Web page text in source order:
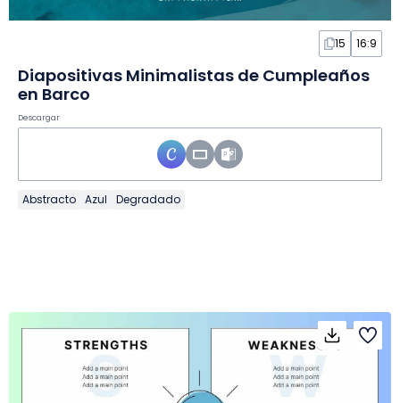
15 16:9
Diapositivas Minimalistas de Cumpleaños
en Barco
Descargar
Abstracto Azul Degradado